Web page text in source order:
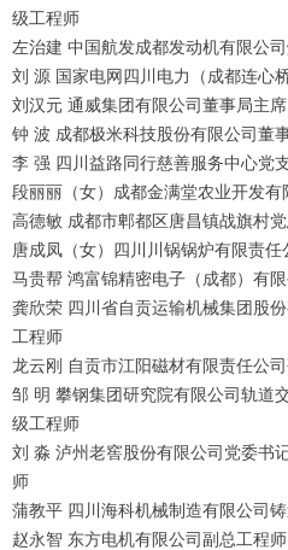
级工程师
左治建 中国航发成都发动机有限公
刘 源 国家电网四川电力（成都连心
刘汉元 通威集团有限公司董事局主
钟 波 成都极米科技股份有限公司董
李 强 四川益路同行慈善服务中心党
段丽丽（女）成都金满堂农业开发有
高德敏 成都市郫都区唐昌镇战旗村
唐成凤（女）四川川锅锅炉有限责
马贵帮 鸿富锦精密电子（成都）有
龚欣荣 四川省自贡运输机械集团股
工程师
龙云刚 自贡市江阳磁材有限责任公
邹 明 攀钢集团研究院有限公司轨道
级工程师
刘 淼 泸州老窖股份有限公司党委书
师
蒲教平 四川海科机械制造有限公司
赵永智 东方电机有限公司副总工程